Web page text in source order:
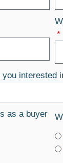
interested
as a buyer